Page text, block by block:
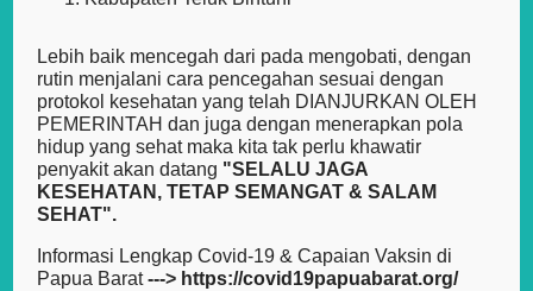
Lebih baik mencegah dari pada mengobati, dengan
rutin menjalani cara pencegahan sesuai dengan
protokol kesehatan yang telah DIANJURKAN OLEH
PEMERINTAH dan juga dengan menerapkan pola
hidup yang sehat maka kita tak perlu khawatir
penyakit akan datang "SELALU JAGA
KESEHATAN, TETAP SEMANGAT & SALAM
SEHAT".
Informasi Lengkap Covid-19 & Capaian Vaksin di
Papua Barat---> https://covid19papuabarat.org/